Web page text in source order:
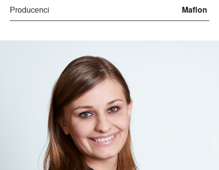
Producenci Maflon